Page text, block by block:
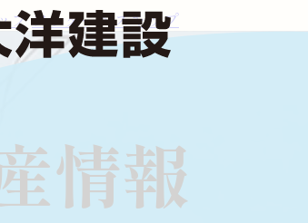
プフッターへスキップ
情報